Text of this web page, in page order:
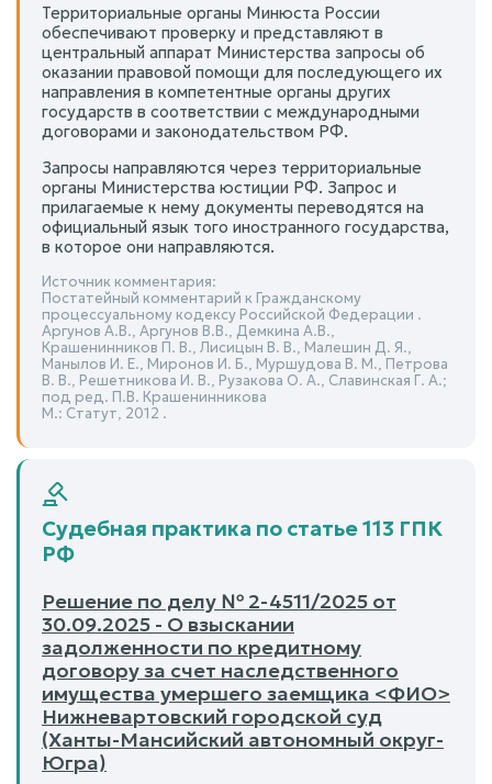
Территориальные органы Минюста России
обеспечивают проверку и представляют в
центральный аппарат Министерства запросы об
оказании правовой помощи для последующего их
направления в компетентные органы других
государств в соответствии с международными
договорами и законодательством РФ.
Запросы направляются через территориальные
органы Министерства юстиции РФ. Запрос и
прилагаемые к нему документы переводятся на
официальный язык того иностранного государства,
в которое они направляются.
Источник комментария:
Постатейный комментарий к Гражданскому
процессуальному кодексу Российской Федерации .
Аргунов А.В., Аргунов В.В., Демкина А.В.,
Крашенинников П. В., Лисицын В. В., Малешин Д. Я.,
Манылов И. Е., Миронов И. Б., Муршудова В. М., Петрова
В. В., Решетникова И. В., Рузакова О. А., Славинская Г. А.;
под ред. П.В. Крашенинникова
М.: Статут, 2012 .
Судебная практика по статье 113 ГПК
РФ
Решение по делу № 2-4511/2025 от
30.09.2025 - О взыскании
задолженности по кредитному
договору за счет наследственного
имущества умершего заемщика <ФИО>
Нижневартовский городской суд
(Ханты-Мансийский автономный округ-
Югра)